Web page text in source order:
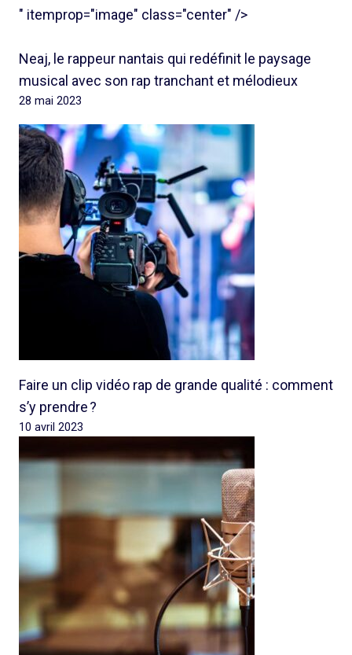
" itemprop="image" class="center" />
Neaj, le rappeur nantais qui redéfinit le paysage
musical avec son rap tranchant et mélodieux
28 mai 2023
Faire un clip vidéo rap de grande qualité : comment
s’y prendre ?
10 avril 2023